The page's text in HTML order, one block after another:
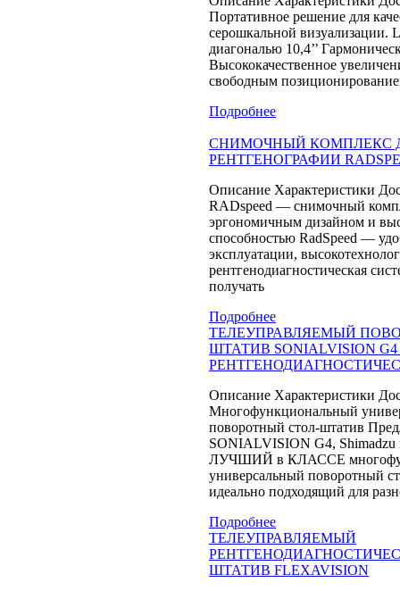
Портативное решение для
серошкальной визуализации.
диагональю 10,4’’
Высококачественное
свободным
Подробнее
СНИМОЧНЫЙ КОМПЛЕКС
РЕНТГЕНОГРАФИИ
Описание Характеристики
RADspeed — снимочный
эргономичным дизайном и
способностью RadSpeed —
эксплуатации,
рентгенодиагностическая
получать
Подробнее
ТЕЛЕУПРАВЛЯЕМЫЙ
ШТАТИВ SONIALVISION
Описание Характеристики
Многофункциональный
поворотный стол-штатив
SONIALVISION G4, Shimadzu
ЛУЧШИЙ в КЛАССЕ
универсальный поворотный
идеально подходящий для
Подробнее
ТЕЛЕУПРАВЛЯЕМЫЙ
ШТАТИВ FLEXAVISION